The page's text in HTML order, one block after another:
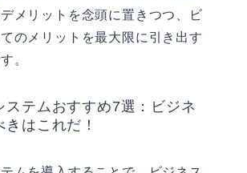
メリットを念頭に置きつつ、ビ
のメリットを最大限に引き出す
。
ステムおすすめ7選：ビジネ
はこれだ！